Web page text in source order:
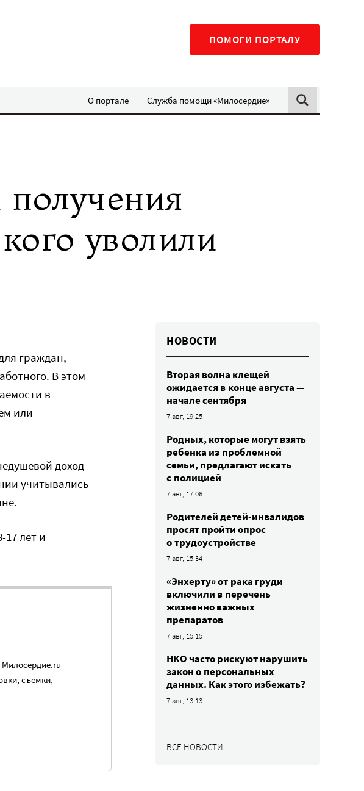
ПОМОГИ ПОРТАЛУ
О портале Служба помощи «Милосердие»
уволили
граждан,
В этом
в
или
доход
учитывались
лет и
съемки,
НОВОСТИ
Вторая волна клещей
ожидается в конце августа —
начале сентября
7 авг, 19:25
Родных, которые могут взять
ребенка из проблемной
семьи, предлагают искать
с полицией
7 авг, 17:06
Родителей детей-инвалидов
просят пройти опрос
о трудоустройстве
7 авг, 15:34
«Энхерту» от рака груди
включили в перечень
жизненно важных
препаратов
7 авг, 15:15
НКО часто рискуют нарушить
закон о персональных
данных. Как этого избежать?
7 авг, 13:13
ВСЕ НОВОСТИ